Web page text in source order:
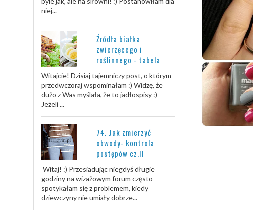
niej...
Źródła białka
zwierzęcego i
roślinnego - tabela
Witajcie! Dzisiaj tajemniczy post, o którym
przedwczoraj wspominałam :) Widzę, że
dużo z Was myślała, że to jadłospisy :)
Jeżeli ...
74. Jak zmierzyć
obwody- kontrola
postępów cz.II
Witaj! :) Przesiadując niegdyś długie
godziny na wizażowym forum często
spotykałam się z problemem, kiedy
dziewczyny nie umiały dobrze...